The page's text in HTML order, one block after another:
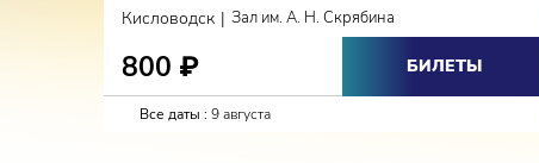
Кисловодск | Зал им. А. Н. Скрябина
800 ₽ БИЛЕТЫ
Все даты : 9 августа